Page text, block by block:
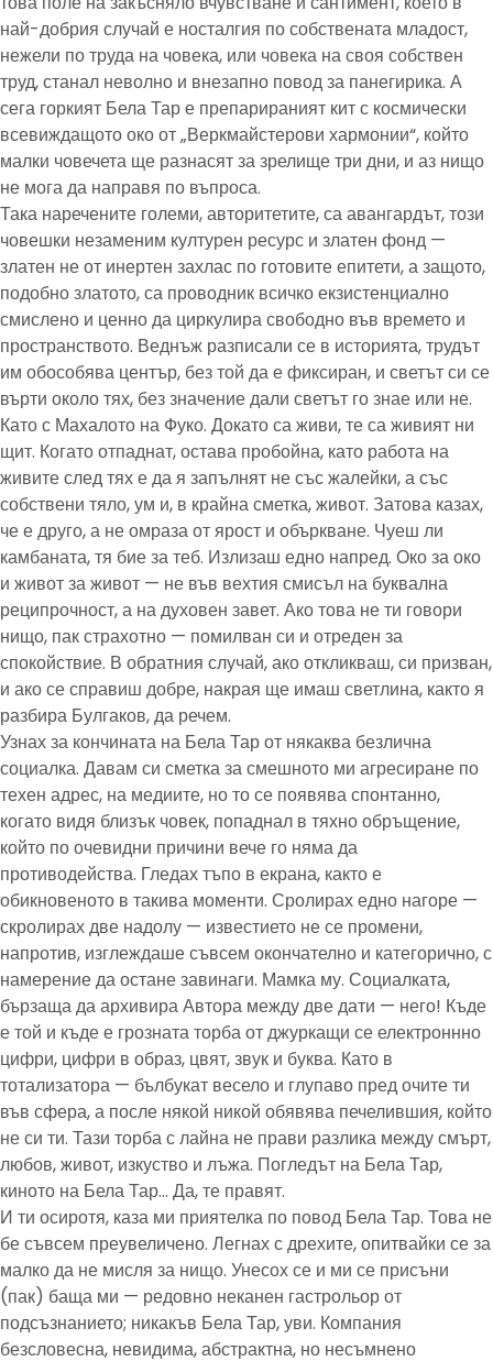
най-добрия случай е носталгия по собствената младост,
нежели по труда на човека, или човека на своя собствен
труд, станал неволно и внезапно повод за панегирика. А
сега горкият Бела Тар е препарираният кит с космически
всевиждащото око от „Веркмайстерови хармонии“, който
малки човечета ще разнасят за зрелище три дни, и аз нищо
не мога да направя по въпроса.
Така наречените големи, авторитетите, са авангардът, този
човешки незаменим културен ресурс и златен фонд —
златен не от инертен захлас по готовите епитети, а защото,
подобно златото, са проводник всичко екзистенциално
смислено и ценно да циркулира свободно във времето и
пространството. Веднъж разписали се в историята, трудът
им обособява център, без той да е фиксиран, и светът си се
върти около тях, без значение дали светът го знае или не.
Като с Махалото на Фуко. Докато са живи, те са живият ни
щит. Когато отпаднат, остава пробойна, като работа на
живите след тях е да я запълнят не със жалейки, а със
собствени тяло, ум и, в крайна сметка, живот. Затова казах,
че е друго, а не омраза от ярост и объркване. Чуеш ли
камбаната, тя бие за теб. Излизаш едно напред. Око за око
и живот за живот — не във вехтия смисъл на буквална
реципрочност, а на духовен завет. Ако това не ти говори
нищо, пак страхотно — помилван си и отреден за
спокойствие. В обратния случай, ако откликваш, си призван,
и ако се справиш добре, накрая ще имаш светлина, както я
разбира Булгаков, да речем.
Узнах за кончината на Бела Тар от някаква безлична
социалка. Давам си сметка за смешното ми агресиране по
техен адрес, на медиите, но то се появява спонтанно,
когато видя близък човек, попаднал в тяхно обръщение,
който по очевидни причини вече го няма да
противодейства. Гледах тъпо в екрана, както е
обикновеното в такива моменти. Сролирах едно нагоре —
скролирах две надолу — известието не се промени,
напротив, изглеждаше съвсем окончателно и категорично, с
намерение да остане завинаги. Мамка му. Социалката,
бързаща да архивира Автора между две дати — него! Къде
е той и къде е грозната торба от джуркащи се електроннно
цифри, цифри в образ, цвят, звук и буква. Като в
тотализатора — бълбукат весело и глупаво пред очите ти
във сфера, а после някой никой обявява печелившия, който
не си ти. Тази торба с лайна не прави разлика между смърт,
любов, живот, изкуство и лъжа. Погледът на Бела Тар,
киното на Бела Тар… Да, те правят.
И ти осиротя, каза ми приятелка по повод Бела Тар. Това не
бе съвсем преувеличено. Легнах с дрехите, опитвайки се за
малко да не мисля за нищо. Унесох се и ми се присъни
(пак) баща ми — редовно неканен гастрольор от
подсъзнанието; никакъв Бела Тар, уви. Компания
безсловесна, невидима, абстрактна, но несъмнено